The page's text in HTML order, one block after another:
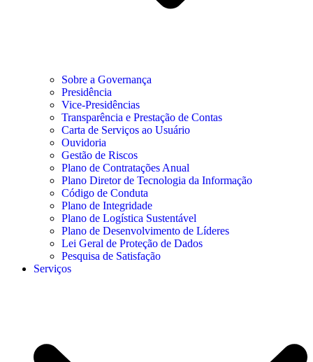
Sobre a Governança
Presidência
Vice-Presidências
Transparência e Prestação de Contas
Carta de Serviços ao Usuário
Ouvidoria
Gestão de Riscos
Plano de Contratações Anual
Plano Diretor de Tecnologia da Informação
Código de Conduta
Plano de Integridade
Plano de Logística Sustentável
Plano de Desenvolvimento de Líderes
Lei Geral de Proteção de Dados
Pesquisa de Satisfação
Serviços